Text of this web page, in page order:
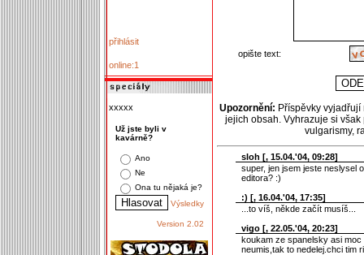
přihlásit
online:1
xxxxx
Už jste byli v
kavárně?
Ano
Ne
Ona tu nějaká je?
Výsledky
Version 2.02
opište text:
Upozornění: Příspěvky
jejich obsah. Vyhrazuje si
vulgarismy,
sloh [, 15.04.'04, 09:28]
super, jen jsem jeste neslysel
editora? :)
:) [, 16.04.'04, 17:35]
...to víš, někde začít musíš...
vigo [, 22.05.'04, 20:23]
koukam ze spanelsky asi
neumis,tak to nedelej.chci tim